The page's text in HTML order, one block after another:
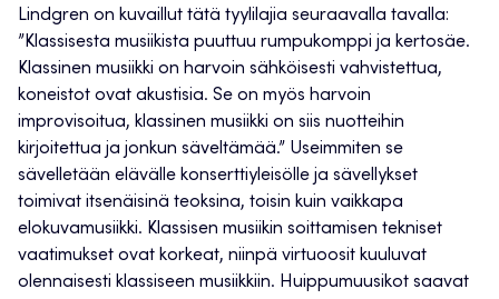
Lindgren on kuvaillut tätä tyylilajia seuraavalla tavalla:
”Klassisesta musiikista puuttuu rumpukomppi ja kertosäe.
Klassinen musiikki on harvoin sähköisesti vahvistettua,
koneistot ovat akustisia. Se on myös harvoin
improvisoitua, klassinen musiikki on siis nuotteihin
kirjoitettua ja jonkun säveltämää.” Useimmiten se
sävelletään elävälle konserttiyleisölle ja sävellykset
toimivat itsenäisinä teoksina, toisin kuin vaikkapa
elokuvamusiikki. Klassisen musiikin soittamisen tekniset
vaatimukset ovat korkeat, niinpä virtuoosit kuuluvat
olennaisesti klassiseen musiikkiin. Huippumuusikot saavat